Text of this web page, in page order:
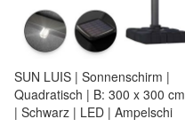
SUN LUIS | Sonnenschirm |
Quadratisch | B: 300 x 300 cm
| Schwarz | LED | Ampelschi